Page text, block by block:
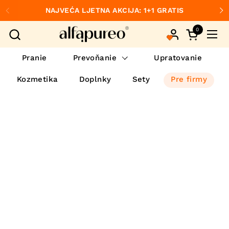
Preskočiť na obsah
Predchádzajúce
NAJVEĆA LJETNA AKCIJA: 1+1 GRATIS
Otvorte
0
Pranie Prevoňanie Upratovanie
Kozmetika Doplnky Sety Pre firmy